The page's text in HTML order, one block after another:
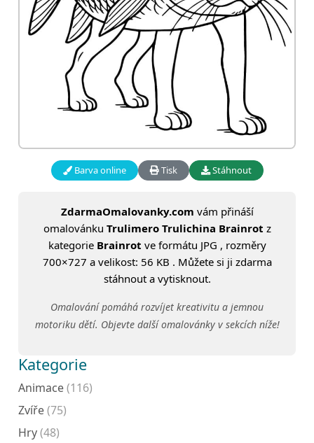
Barva online Tisk Stáhnout
ZdarmaOmalovanky.com vám přináší
omalovánku Trulimero Trulichina Brainrot z
kategorie Brainrot ve formátu JPG , rozměry
700×727 a velikost: 56 KB . Můžete si ji zdarma
stáhnout a vytisknout.
Omalování pomáhá rozvíjet kreativitu a jemnou
motoriku dětí. Objevte další omalovánky v sekcích níže!
Kategorie
Animace(116)
Zvíře(75)
Hry(48)